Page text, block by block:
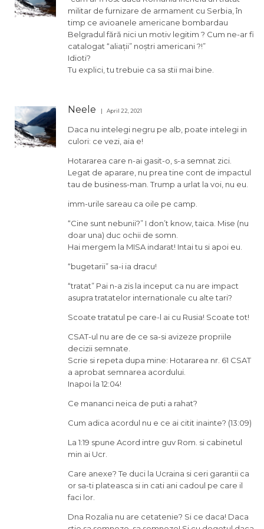
militar de furnizare de armament cu Serbia, în
timp ce avioanele americane bombardau
Belgradul fără nici un motiv legitim ? Cum ne-ar fi
catalogat “aliații” noștri americani ?!”
Idioti?
Tu explici, tu trebuie ca sa stii mai bine.
Neele April 22, 2021
Daca nu intelegi negru pe alb, poate intelegi in
culori: ce vezi, aia e!
Hotararea care n-ai gasit-o, s-a semnat zici.
Legat de aparare, nu prea tine cont de impactul
tau de business-man. Trump a urlat la voi, nu eu.
imm-urile sareau ca oile pe camp.
“Cine sunt nebunii?” I don’t know, taica. Mise (nu
doar una) duc ochii de somn.
Hai mergem la MISA indarat! Intai tu si apoi eu.
“bugetarii” sa-i ia dracu!
“tratat” Pai n-a zis la inceput ca nu are impact
asupra tratatelor internationale cu alte tari?
Scoate tratatul pe care-l ai cu Rusia! Scoate tot!
CSAT-ul nu are de ce sa-si avizeze propriile
decizii semnate.
Scrie si repeta dupa mine: Hotararea nr. 61 CSAT
a aprobat semnarea acordului.
Inapoi la 12:04!
Ce mananci neica de puti a rahat?
Cum adica acordul nu e ce ai citit inainte? (13:09)
La 1:19 spune Acord intre guv Rom. si cabinetul
min ai Ucr.
Care anexe? Te duci la Ucraina si ceri garantii ca
or sa-ti plateasca si in cati ani cadoul pe care il
faci lor.
Dna Rozalia nu are cetatenie? Si ce daca! Daca